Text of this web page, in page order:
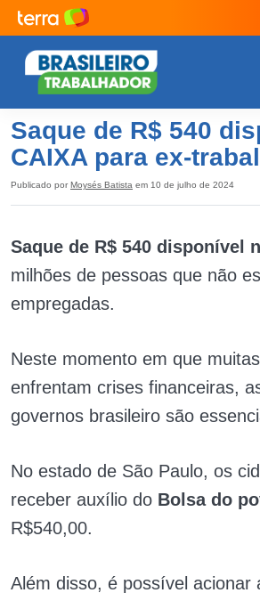
Saque de R$ 540
CAIXA para ex-
Publicado por Moysés Batista em 10 de julho de 2024
Saque de R$ 540 disponível
milhões de pessoas que não
empregadas.
Neste momento em que
enfrentam crises financeiras,
governos brasileiro são
No estado de São Paulo, os
receber auxílio do Bolsa do
R$540,00.
Além disso, é possível acionar